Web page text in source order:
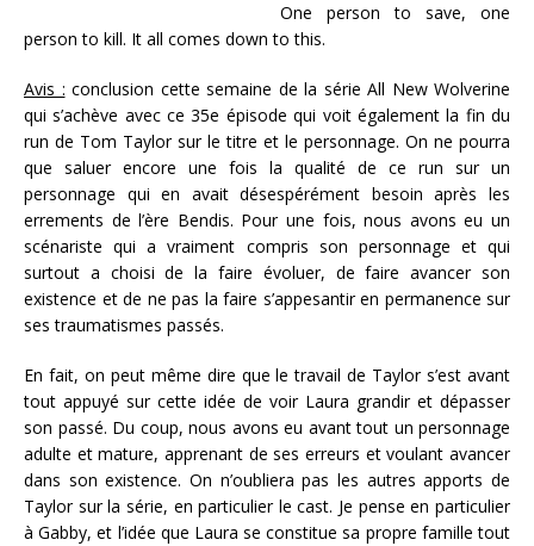
One person to save, one
person to kill. It all comes down to this.
Avis : conclusion cette semaine de la série All New Wolverine
qui s’achève avec ce 35e épisode qui voit également la fin du
run de Tom Taylor sur le titre et le personnage. On ne pourra
que saluer encore une fois la qualité de ce run sur un
personnage qui en avait désespérément besoin après les
errements de l’ère Bendis. Pour une fois, nous avons eu un
scénariste qui a vraiment compris son personnage et qui
surtout a choisi de la faire évoluer, de faire avancer son
existence et de ne pas la faire s’appesantir en permanence sur
ses traumatismes passés.
En fait, on peut même dire que le travail de Taylor s’est avant
tout appuyé sur cette idée de voir Laura grandir et dépasser
son passé. Du coup, nous avons eu avant tout un personnage
adulte et mature, apprenant de ses erreurs et voulant avancer
dans son existence. On n’oubliera pas les autres apports de
Taylor sur la série, en particulier le cast. Je pense en particulier
à Gabby, et l’idée que Laura se constitue sa propre famille tout